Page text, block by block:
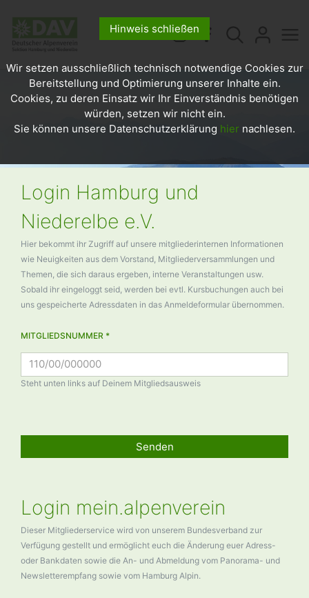
Login Hamburg und
Niederelbe e.V.
Hier bekommt ihr Zugriff auf unsere mitgliederinternen Informationen
wie Neuigkeiten aus dem Vorstand, Mitgliederversammlungen und
Themen, die sich daraus ergeben, interne Veranstaltungen usw.
Sobald ihr eingeloggt seid, werden bei evtl. Kursbuchungen auch bei
uns gespeicherte Adressdaten in das Anmeldeformular übernommen.
MITGLIEDSNUMMER *
Steht unten links auf Deinem Mitgliedsausweis
Senden
Login mein.alpenverein
Dieser Mitgliederservice wird von unserem Bundesverband zur
Verfügung gestellt und ermöglicht euch die Änderung euer Adress-
oder Bankdaten sowie die An- und Abmeldung vom Panorama- und
Newsletterempfang sowie vom Hamburg Alpin.
Hinweis schließen
Wir setzen ausschließlich technisch notwendige Cookies zur
Bereitstellung und Optimierung unserer Inhalte ein.
Cookies, zu deren Einsatz wir Ihr Einverständnis benötigen
würden, setzen wir nicht ein.
Sie können unsere Datenschutzerklärung hier nachlesen.